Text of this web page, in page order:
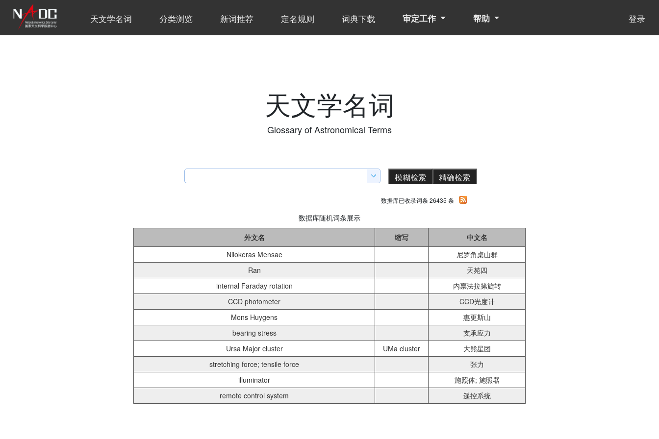
天文学名词 分类浏览 新词推荐 定名规则 词典下载 审定工作 帮助 登录
天文学名词
Glossary of Astronomical Terms
数据库已收录词条 26435 条
数据库随机词条展示
外文名
缩写
中文名
Nilokeras Mensae
尼罗角桌山群
Ran
天苑四
internal Faraday rotation
内禀法拉第旋转
CCD photometer
CCD光度计
Mons Huygens
惠更斯山
bearing stress
支承应力
Ursa Major cluster
UMa cluster
大熊星团
stretching force; tensile force
张力
illuminator
施照体; 施照器
remote control system
遥控系统